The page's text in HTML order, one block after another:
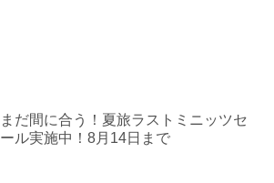
まだ間に合う！夏旅ラストミニッツセ
ール実施中！8月14日まで